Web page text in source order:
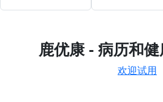
鹿优康 - 病历和
欢迎试用